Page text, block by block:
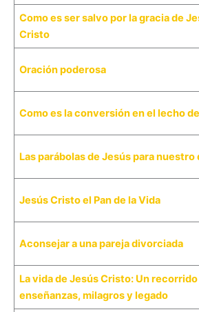
Como es ser salvo por la gracia de
Cristo
Oración poderosa
Como es la conversión en el lecho
Las parábolas de Jesús para nuestro
Jesús Cristo el Pan de la Vida
Aconsejar a una pareja divorciada
La vida de Jesús Cristo: Un
enseñanzas, milagros y legado